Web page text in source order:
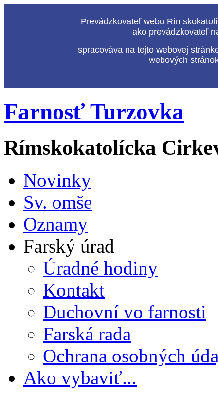
Prevádzkovateľ webu
ako prevádzkovateľ
spracováva na tejto webovej
webových
Farnosť Turzovka
Rímskokatolícka
Novinky
Sv. omše
Oznamy
Farský úrad
Úradné hodiny
Kontakt
Duchovní vo farnosti
Farská rada
Ochrana osobných
Ako vybaviť...